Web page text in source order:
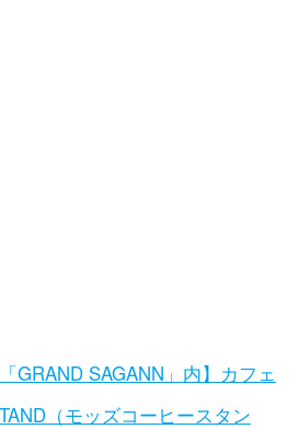
「GRAND SAGANN」内】カフェ
（モッズコーヒースタン